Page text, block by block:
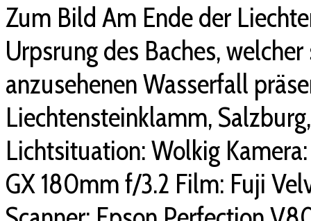
Zum Bild Am Ende der
Urpsrung des Baches,
anzusehenen Wasserfall
Liechtensteinklamm,
Lichtsituation: Wolkig
GX 180mm f/3.2 Film: Fuji